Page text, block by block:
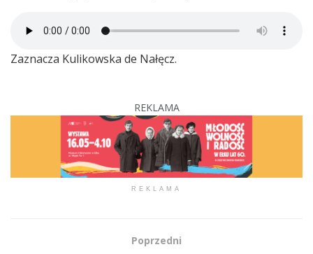
Zaznacza Kulikowska de Nałęcz.
REKLAMA
REKLAMA
Poprzedni